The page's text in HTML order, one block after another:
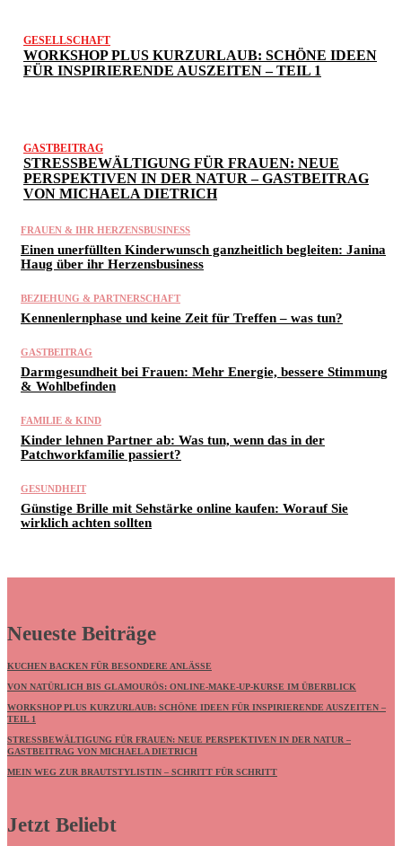
GESELLSCHAFT
WORKSHOP PLUS KURZURLAUB: SCHÖNE IDEEN
FÜR INSPIRIERENDE AUSZEITEN – TEIL 1
GASTBEITRAG
STRESSBEWÄLTIGUNG FÜR FRAUEN: NEUE
PERSPEKTIVEN IN DER NATUR – GASTBEITRAG
VON MICHAELA DIETRICH
FRAUEN & IHR HERZENSBUSINESS
Einen unerfüllten Kinderwunsch ganzheitlich begleiten: Janina
Haug über ihr Herzensbusiness
BEZIEHUNG & PARTNERSCHAFT
Kennenlernphase und keine Zeit für Treffen – was tun?
GASTBEITRAG
Darmgesundheit bei Frauen: Mehr Energie, bessere Stimmung
& Wohlbefinden
FAMILIE & KIND
Kinder lehnen Partner ab: Was tun, wenn das in der
Patchworkfamilie passiert?
GESUNDHEIT
Günstige Brille mit Sehstärke online kaufen: Worauf Sie
wirklich achten sollten
Neueste Beiträge
KUCHEN BACKEN FÜR BESONDERE ANLÄSSE
VON NATÜRLICH BIS GLAMOURÖS: ONLINE-MAKE-UP-KURSE IM ÜBERBLICK
WORKSHOP PLUS KURZURLAUB: SCHÖNE IDEEN FÜR INSPIRIERENDE AUSZEITEN –
TEIL 1
STRESSBEWÄLTIGUNG FÜR FRAUEN: NEUE PERSPEKTIVEN IN DER NATUR –
GASTBEITRAG VON MICHAELA DIETRICH
MEIN WEG ZUR BRAUTSTYLISTIN – SCHRITT FÜR SCHRITT
Jetzt Beliebt